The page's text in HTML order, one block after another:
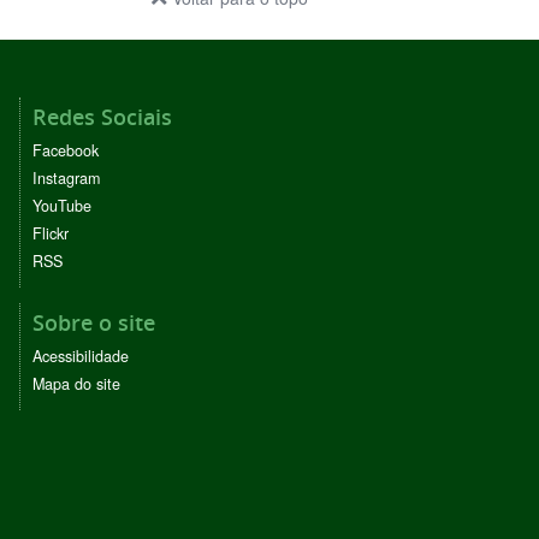
Redes Sociais
Facebook
Instagram
YouTube
Flickr
RSS
Sobre o site
Acessibilidade
Mapa do site